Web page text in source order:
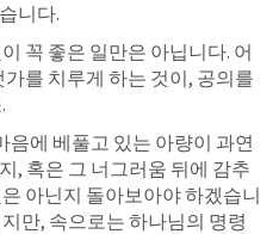
니다.
꼭 좋은 일만은 아닙니다. 어
를 치루게 하는 것이, 공의를
음에 베풀고 있는 아량이 과연
, 혹은 그 너그러움 뒤에 감추
아닌지 돌아보아야 하겠습니
만, 속으로는 하나님의 명령